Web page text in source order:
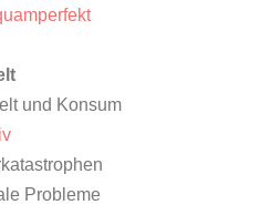
und Konsum
Probleme